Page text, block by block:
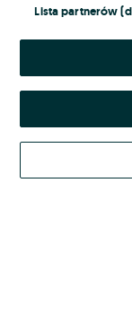
Nie pamiętasz
Kontynuując za
Lista partnerów